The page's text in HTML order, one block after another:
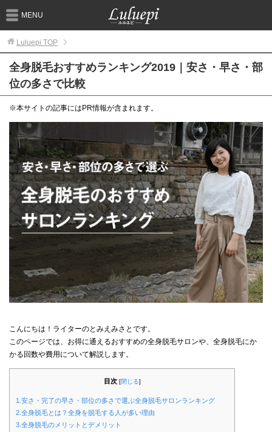
MENU
Luluepi TOP
全身脱毛おすすめランキング2019｜安さ・早さ・部
位の多さで比較
※本サイトの記事にはPR情報が含まれます。
こんにちは！ライターのとみえみさとです。
このページでは、お得に通えるおすすめの全身脱毛サロンや、全身脱毛にか
かる回数や費用について解説します。
目次 [閉じる]
1.安さ・完了の早さ・部位の多さで選ぶ全身脱毛サロンランキング
2.全身脱毛とは？全身を脱毛する人が多い理由
3.全身脱毛のメリットとデメリット